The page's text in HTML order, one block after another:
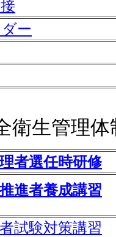
ー
衛生管理体
者選任時研修
進者養成講習
試験対策講習